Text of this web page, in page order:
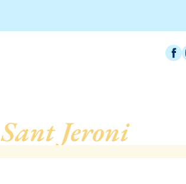
Sant Jeroni, de